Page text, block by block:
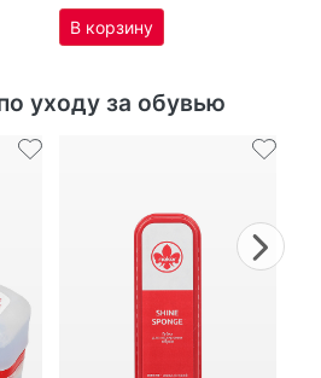
уходу за обувью